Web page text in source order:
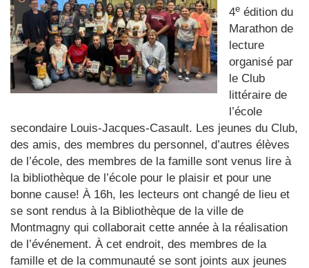
4e édition du
Marathon de
lecture
organisé par
le Club
littéraire de
l’école
secondaire Louis-Jacques-Casault. Les jeunes du Club,
des amis, des membres du personnel, d’autres élèves
de l’école, des membres de la famille sont venus lire à
la bibliothèque de l’école pour le plaisir et pour une
bonne cause! À 16h, les lecteurs ont changé de lieu et
se sont rendus à la Bibliothèque de la ville de
Montmagny qui collaborait cette année à la réalisation
de l’événement. À cet endroit, des membres de la
famille et de la communauté se sont joints aux jeunes